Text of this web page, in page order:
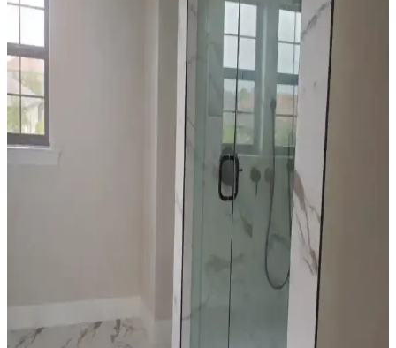
Karşılaştırmalı Analizi ve Seçim Kriterleri
Mutfak dekorasyonunda ahşap ve beyaz renklerin özellikleri,
avantajları ve dezavantajları detaylı şekilde inceleniyor. Aydınlatma,
temizlik ve estetik faktörler ışığında doğru renk seçimi ele alınıyor.
Bismuth Kristalini Tozdan Koruyarak Estetik ve
Fonksiyonel Sergileme Yöntemleri
Bismuth kristallerinin tozlanmasını önlemek ve estetik görünümünü
korumak için cam cloche kullanımı, uygun stand seçimi ve düzenli
temizlik yöntemleri önerilmektedir. Reçine uygulamasından
Düşük Tavanlı Mutfaklarda Avize Seçimi ve
Aydınlatma Yerleşim Rehberi
Düşük tavanlı mutfaklarda avize seçimi ve yerleşimi, ışık rengi,
montaj, temizlik ve şarap saklama önerileriyle işlevsel ve estetik
aydınlatma çözümleri sunar.